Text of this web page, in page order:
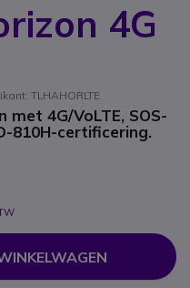
4G
TLHAHORLTE
4G/VoLTE, SOS-
810H-certificering.
gallerij